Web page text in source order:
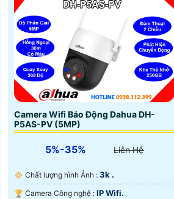
Camera Wifi Báo Động Dahua DH-
P5AS-PV (5MP)
5%-35% Liên Hệ
🔅 Chất lượng hình Ảnh : 3k .
🏆 Camera Công nghệ : IP Wifi.